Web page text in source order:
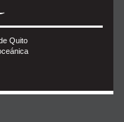
Quito